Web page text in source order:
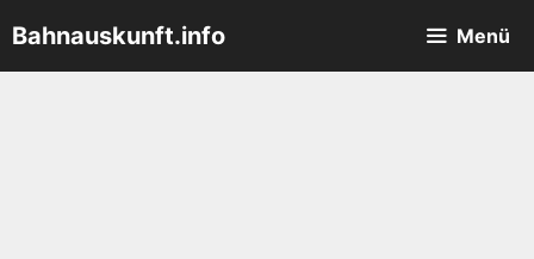
Inhalt
springen
Bahnauskunft.info Menü